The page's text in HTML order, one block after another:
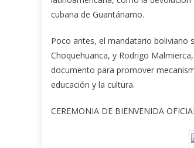
cubana de Guantánamo.
Poco antes, el mandatario boliviano
Choquehuanca, y Rodrigo
documento para promover
educación y la cultura.
CEREMONIA DE BIENVENIDA